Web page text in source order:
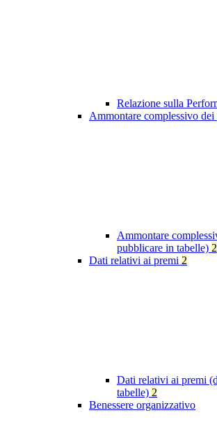
Relazione sulla
Ammontare complessivo dei
Ammontare
pubblicare in tabelle) 2
Dati relativi ai premi 2
Dati relativi ai premi
tabelle) 2
Benessere organizzativo